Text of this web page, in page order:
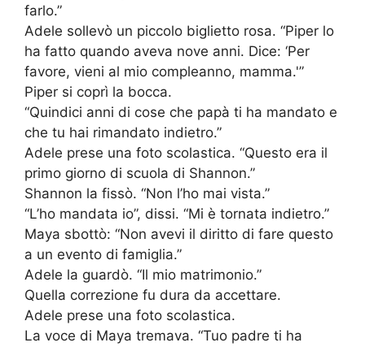
farlo.”
Adele sollevò un piccolo biglietto rosa. “Piper lo
ha fatto quando aveva nove anni. Dice: ‘Per
favore, vieni al mio compleanno, mamma.'”
Piper si coprì la bocca.
“Quindici anni di cose che papà ti ha mandato e
che tu hai rimandato indietro.”
Adele prese una foto scolastica. “Questo era il
primo giorno di scuola di Shannon.”
Shannon la fissò. “Non l’ho mai vista.”
“L’ho mandata io”, dissi. “Mi è tornata indietro.”
Maya sbottò: “Non avevi il diritto di fare questo
a un evento di famiglia.”
Adele la guardò. “Il mio matrimonio.”
Quella correzione fu dura da accettare.
Adele prese una foto scolastica.
La voce di Maya tremava. “Tuo padre ti ha